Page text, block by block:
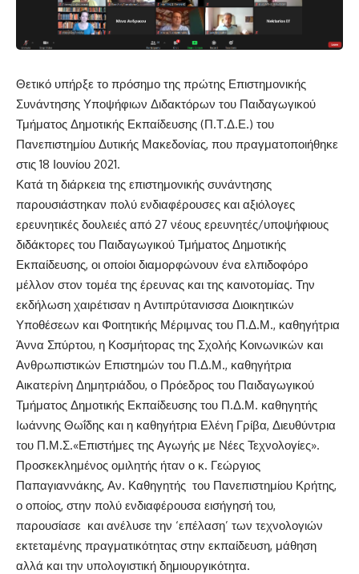
Θετικό υπήρξε το πρόσημο της πρώτης Επιστημονικής
Συνάντησης Υποψήφιων Διδακτόρων του Παιδαγωγικού
Τμήματος Δημοτικής Εκπαίδευσης (Π.Τ.Δ.Ε.) του
Πανεπιστημίου Δυτικής Μακεδονίας, που πραγματοποιήθηκε
στις 18 Ιουνίου 2021.
Κατά τη διάρκεια της επιστημονικής συνάντησης
παρουσιάστηκαν πολύ ενδιαφέρουσες και αξιόλογες
ερευνητικές δουλειές από 27 νέους ερευνητές/υποψήφιους
διδάκτορες του Παιδαγωγικού Τμήματος Δημοτικής
Εκπαίδευσης, οι οποίοι διαμορφώνουν ένα ελπιδοφόρο
μέλλον στον τομέα της έρευνας και της καινοτομίας. Την
εκδήλωση χαιρέτισαν η Αντιπρύτανισσα Διοικητικών
Υποθέσεων και Φοιτητικής Μέριμνας του Π.Δ.Μ., καθηγήτρια
Άννα Σπύρτου, η Κοσμήτορας της Σχολής Κοινωνικών και
Ανθρωπιστικών Επιστημών του Π.Δ.Μ., καθηγήτρια
Αικατερίνη Δημητριάδου, ο Πρόεδρος του Παιδαγωγικού
Τμήματος Δημοτικής Εκπαίδευσης του Π.Δ.Μ. καθηγητής
Ιωάννης Θωΐδης και η καθηγήτρια Ελένη Γρίβα, Διευθύντρια
του Π.Μ.Σ.«Επιστήμες της Αγωγής με Νέες Τεχνολογίες».
Προσκεκλημένος ομιλητής ήταν ο κ. Γεώργιος
Παπαγιαννάκης, Αν. Καθηγητής του Πανεπιστημίου Κρήτης,
ο οποίος, στην πολύ ενδιαφέρουσα εισήγησή του,
παρουσίασε και ανέλυσε την ‘επέλαση’ των τεχνολογιών
εκτεταμένης πραγματικότητας στην εκπαίδευση, μάθηση
αλλά και την υπολογιστική δημιουργικότητα.